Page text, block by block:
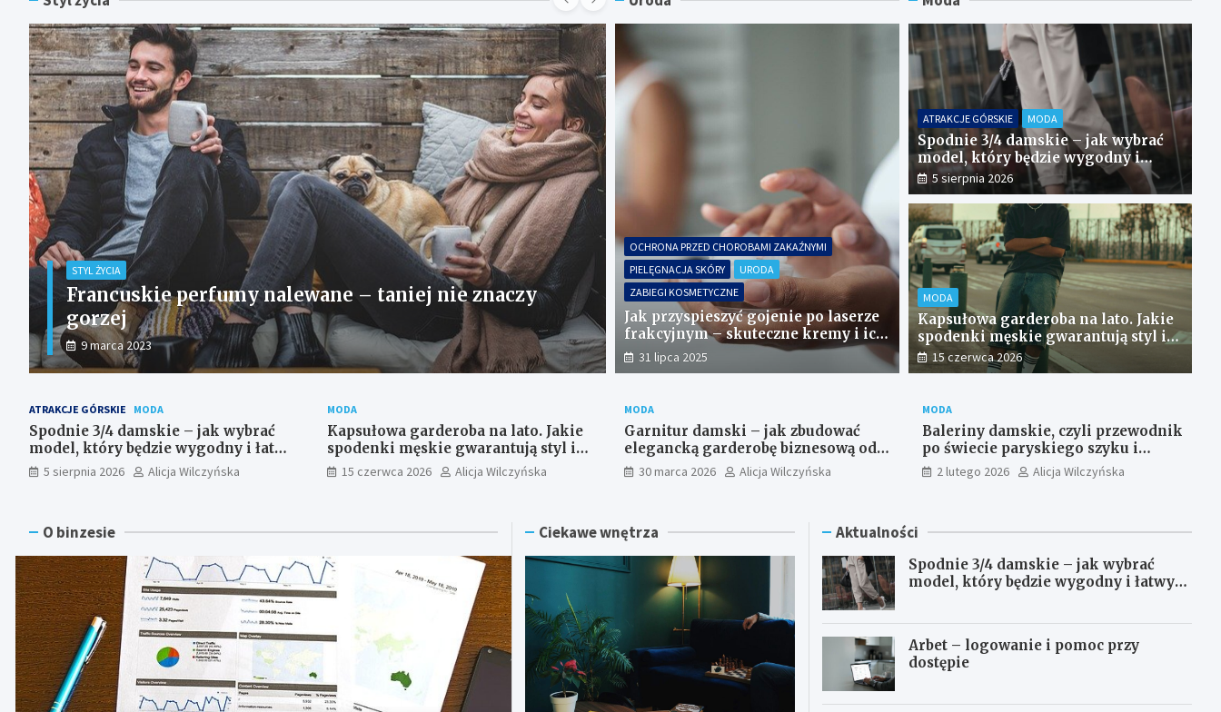
– taniej nie znaczy STYL ŻYCIA
Kartacz do brody — czy warto szczotkować brodę?
2 marca 2023
STYL ŻYCIA
Pierwszy tatuaż – co warto
wykonaniem?
14 lutego 2023
OCHRONA PRZED CHOROBAMI ZAKAŹNYMI
PIELĘGNACJA SKÓRY
URODA
ZABIEGI KOSMETYCZNE
Jak przyspieszyć gojenie po laserze
frakcyjnym – skuteczne kremy i ich
składniki
31 lipca 2025
ATRAKCJE GÓRSKIE MODA
Spodnie 3/4 damskie – jak wybrać
model, który będzie wygodny i
łatwy do stylizowania?
5 sierpnia 2026
MODA
Kapsułowa garderoba na lato. Jakie
spodenki męskie gwarantują styl i
pełną swobodę?
15 czerwca 2026
ATRAKCJE GÓRSKIE MODA
Spodnie 3/4 damskie – jak wybrać
model, który będzie wygodny i łatwy
do stylizowania?
5 sierpnia 2026 Alicja Wilczyńska
MODA
Kapsułowa garderoba na lato. Jakie
spodenki męskie gwarantują styl i
pełną swobodę?
15 czerwca 2026 Alicja Wilczyńska
MODA
Garnitur damski – jak zbudować
elegancką garderobę biznesową od
podstaw?
30 marca 2026 Alicja Wilczyńska
MODA
Baleriny damskie, czyli przewodnik
po świecie paryskiego szyku i
niezrównanej wygody
2 lutego 2026 Alicja Wilczyńska
O binzesie Ciekawe wnętrza Aktualności
Spodnie 3/4 damskie – jak wybrać
model, który będzie wygodny i łatwy
Arbet – logowanie i pomoc przy
dostępie